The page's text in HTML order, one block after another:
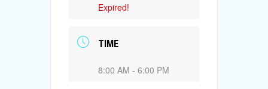
Expired!
TIME
8:00 AM - 6:00 PM